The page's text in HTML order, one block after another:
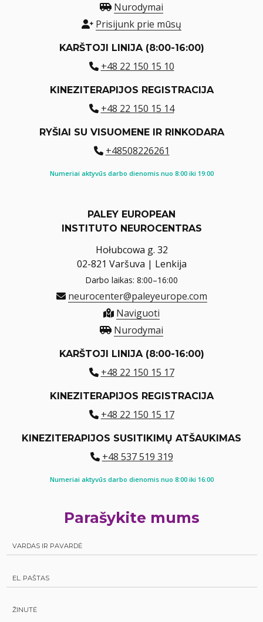
Nurodymai
Prisijunk prie mūsų
KARŠTOJI LINIJA (8:00-16:00)
+48 22 150 15 10
KINEZITERAPIJOS REGISTRACIJA
+48 22 150 15 14
RYŠIAI SU VISUOMENE IR RINKODARA
+48508226261
Numeriai aktyvūs darbo dienomis nuo 8:00 iki 19:00
PALEY EUROPEAN
INSTITUTO NEUROCENTRAS
Hołubcowa g. 32
02-821 Varšuva | Lenkija
Darbo laikas: 8:00–16:00
neurocenter@paleyeurope.com
Naviguoti
Nurodymai
KARŠTOJI LINIJA (8:00-16:00)
+48 22 150 15 17
KINEZITERAPIJOS REGISTRACIJA
+48 22 150 15 17
KINEZITERAPIJOS SUSITIKIMŲ ATŠAUKIMAS
+48 537 519 319
Numeriai aktyvūs darbo dienomis nuo 8:00 iki 16:00
Parašykite mums